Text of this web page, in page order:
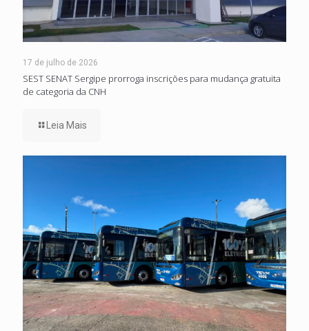
17 de julho de 2026
SEST SENAT Sergipe prorroga inscrições para mudança gratuita
de categoria da CNH
Leia Mais